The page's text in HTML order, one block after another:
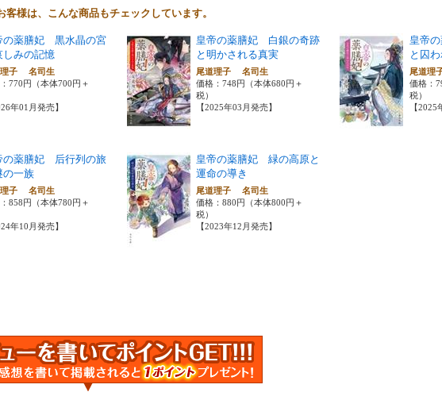
客様は、こんな商品もチェックしています。
の薬膳妃 黒水晶の宮
しみの記憶
理子 名司生
770円（本体700円＋
年01月発売】
皇帝の薬膳妃 白銀の奇跡
と明かされる真実
尾道理子 名司生
価格：748円（本体680円＋
税）
【2025年03月発売】
皇帝
と囚
尾道
価格：
税）
【2025
の薬膳妃 后行列の旅
の一族
理子 名司生
858円（本体780円＋
年10月発売】
皇帝の薬膳妃 緑の高原と
運命の導き
尾道理子 名司生
価格：880円（本体800円＋
税）
【2023年12月発売】